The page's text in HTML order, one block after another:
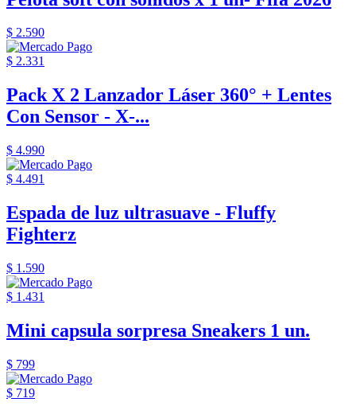
$ 2.590
$ 2.331
Pack X 2 Lanzador Láser 360° + Lentes
Con Sensor - X-...
$ 4.990
$ 4.491
Espada de luz ultrasuave - Fluffy
Fighterz
$ 1.590
$ 1.431
Mini capsula sorpresa Sneakers 1 un.
$ 799
$ 719